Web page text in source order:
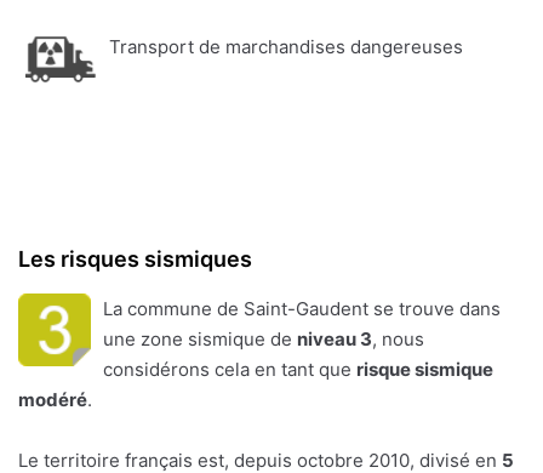
Transport de marchandises dangereuses
Les risques sismiques
La commune de Saint-Gaudent se trouve dans
une zone sismique de niveau 3, nous
considérons cela en tant que risque sismique
modéré.
Le territoire français est, depuis octobre 2010, divisé en 5